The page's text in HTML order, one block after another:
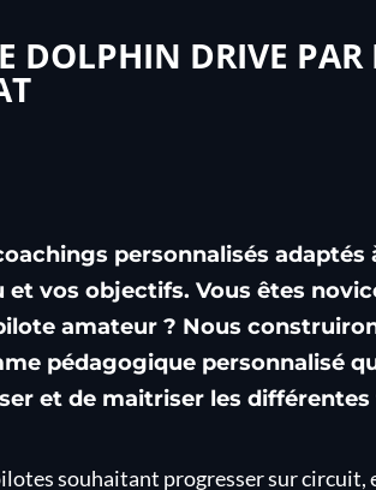
DOLPHIN DRIVE PAR
personnalisés adaptés
vos objectifs. Vous êtes
amateur ? Nous
pédagogique personnalisé
et de maitriser les différentes
souhaitant progresser sur circuit,